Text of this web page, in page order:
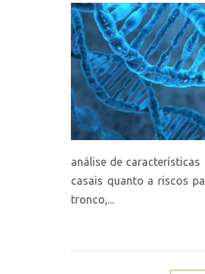
análise de
casais quanto a riscos
tronco,...